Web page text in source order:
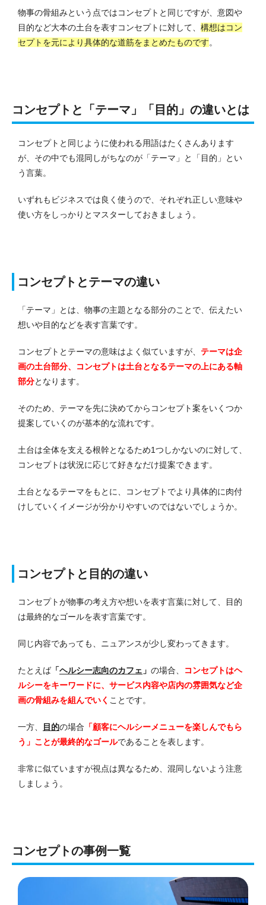
物事の骨組みという点ではコンセプトと同じですが、意図や
目的など大本の土台を表すコンセプトに対して、 構想はコン
セプトを元により具体的な道筋をまとめたものです。
コンセプトと「テーマ」「目的」の違いとは
コンセプトと同じように使われる用語はたくさんあります
が、その中でも混同しがちなのが「テーマ」と「目的」とい
う言葉。
いずれもビジネスでは良く使うので、それぞれ正しい意味や
使い方をしっかりとマスターしておきましょう。
コンセプトとテーマの違い
「テーマ」とは、物事の主題となる部分のことで、伝えたい
想いや目的などを表す言葉です。
コンセプトとテーマの意味はよく似ていますが、 テーマは企
画の土台部分、コンセプトは土台となるテーマの上にある軸
部分となります。
そのため、テーマを先に決めてからコンセプト案をいくつか
提案していくのが基本的な流れです。
土台は全体を支える根幹となるため1つしかないのに対して、
コンセプトは状況に応じて好きなだけ提案できます。
土台となるテーマをもとに、コンセプトでより具体的に肉付
けしていくイメージが分かりやすいのではないでしょうか。
コンセプトと目的の違い
コンセプトが物事の考え方や想いを表す言葉に対して、目的
は最終的なゴールを表す言葉です。
同じ内容であっても、ニュアンスが少し変わってきます。
たとえば 「ヘルシー志向のカフェ 」 の場合、
コンセプトはヘ
ルシーをキーワードに、サービス内容や店内の雰囲気など企
画の骨組みを組んでいく ことです。
一方、 目的の場合 「顧客にヘルシーメニューを楽しんでもら
う」ことが最終的なゴールであることを表します。
非常に似ていますが視点は異なるため、混同しないよう注意
しましょう。
コンセプトの事例一覧